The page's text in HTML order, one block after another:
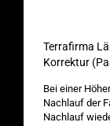
Terrafirma
Korrektur
Bei einer
Nachlauf der
Nachlauf